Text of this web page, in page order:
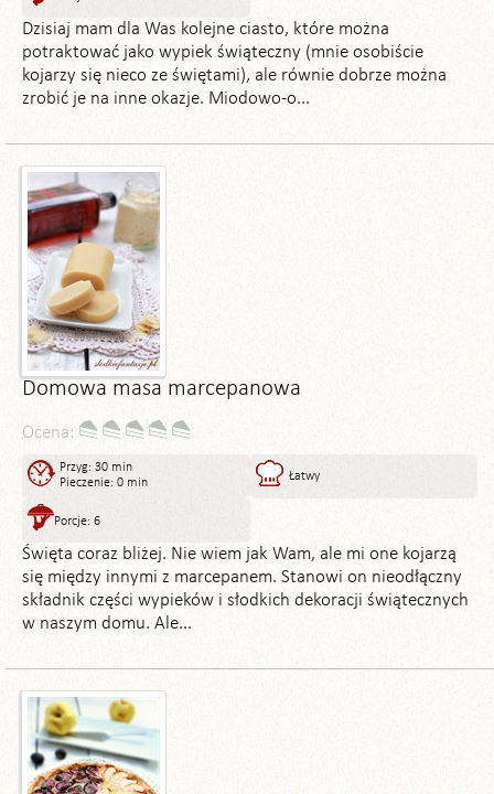
Dzisiaj mam dla Was kolejne ciasto, które można
potraktować jako wypiek świąteczny (mnie osobiście
kojarzy się nieco ze świętami), ale równie dobrze można
zrobić je na inne okazje. Miodowo-o...
Domowa masa marcepanowa
Ocena:
Przyg: 30 min
Pieczenie: 0 min
Łatwy
Porcje: 6
Święta coraz bliżej. Nie wiem jak Wam, ale mi one kojarzą
się między innymi z marcepanem. Stanowi on nieodłączny
składnik części wypieków i słodkich dekoracji świątecznych
w naszym domu. Ale...